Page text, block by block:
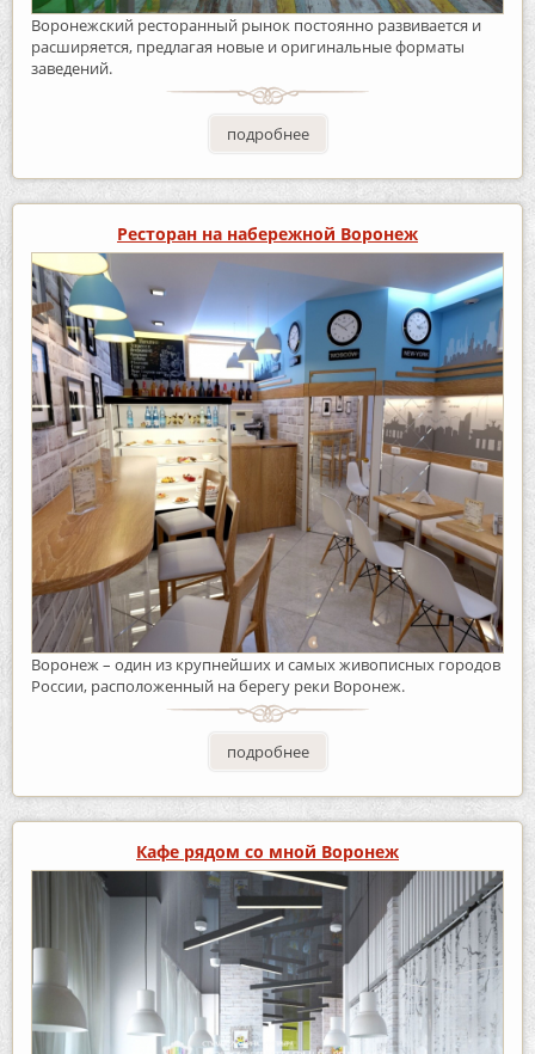
Воронежский ресторанный рынок постоянно развивается и
расширяется, предлагая новые и оригинальные форматы
заведений.
подробнее
Ресторан на набережной Воронеж
Воронеж – один из крупнейших и самых живописных городов
России, расположенный на берегу реки Воронеж.
подробнее
Кафе рядом со мной Воронеж